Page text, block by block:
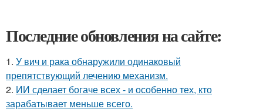
Последние обновления на сайте:
1. У вич и рака обнаружили одинаковый
препятствующий лечению механизм.
2. ИИ сделает богаче всех - и особенно тех, кто
зарабатывает меньше всего.